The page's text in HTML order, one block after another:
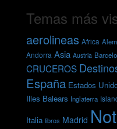
Temas más
aerolineas Africa
Andorra Asia Austria
CRUCEROS
España Estados
Illes Balears Inglaterra
Italia libros Madrid